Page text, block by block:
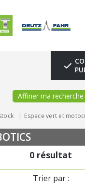
Affiner ma recherche
Espace vert et
0 résultat
Trier par :